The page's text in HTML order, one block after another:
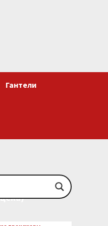
Гантели
EVO